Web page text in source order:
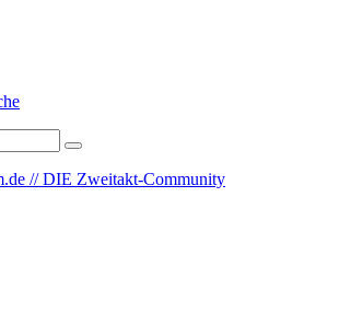
// DIE Zweitakt-Community